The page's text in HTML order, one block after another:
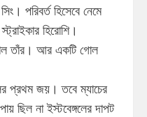
পরিবর্ত হিসেবে নেমে
হিরোশি।
তাঁর। আর একটি গোল
প্রথম জয়। তবে ম্যাচের
ছিল না ইস্টবেঙ্গলের দাপট